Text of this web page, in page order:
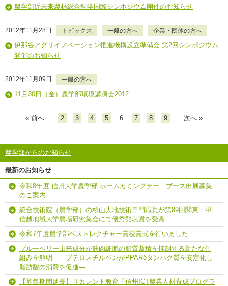
農学部近未来農林総合科学国際シンポジウム開催のお知らせ
2012年11月28日 トピックス 一般の方へ 企業・団体の方へ
伊那谷アグリイノベーション推進機構設立準備会 第2回シンポジウム
開催のお知らせ
2012年11月09日 一般の方へ
11月30日（金）農学部環境講演会2012
« 前へ 2 3 4 5 6 7 8 9 次へ »
農学部からのお知らせ
最新のお知らせ
令和8年度 信州大学農学部 ホームカミングデー ブース出展募集
のご案内
統合技術院（農学部）の杉山大地技術専門職員が第89回関東・甲
信越地域大学農場研究集会にて優秀発表賞を受賞
令和7年度農学部ベストレクチャー賞授賞式を行いました
ブルーベリー由来成分が筋肉細胞の脂質蓄積を抑制する新たな仕
組みを解明 ―プテロスチルベンがPPARδタンパク質を安定化し
脂肪酸の消費を促進―
【募集期間延長】リカレント教育「信州ICT農業人材育成プログラ